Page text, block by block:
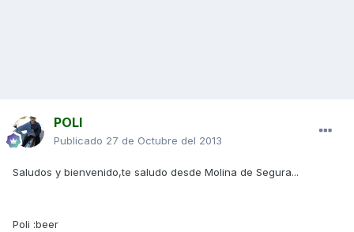
POLI
Publicado 27 de Octubre del 2013
Saludos y bienvenido,te saludo desde Molina de Segura...
Poli :beer